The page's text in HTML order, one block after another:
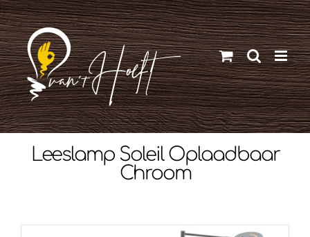
Ga
naar
inhoud
Leeslamp Soleil Oplaadbaar
Chroom